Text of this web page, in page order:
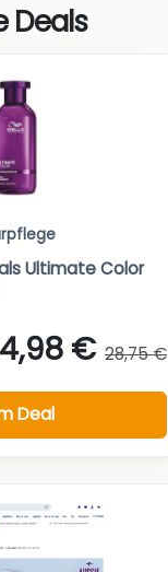
Deals
Ultimate Color
€ 28,75 €
Deal